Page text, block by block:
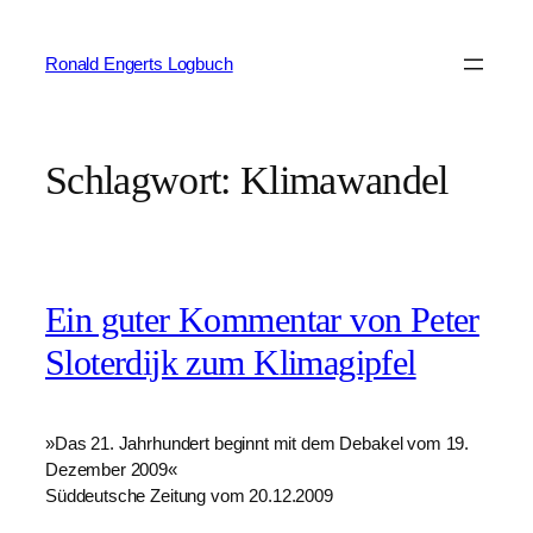
springenRonald Engerts Logbuch
Schlagwort: Klimawandel
Ein guter Kommentar von Peter
Sloterdijk zum Klimagipfel
»Das 21. Jahrhundert beginnt mit dem Debakel vom 19.
Dezember 2009«
Süddeutsche Zeitung vom 20.12.2009